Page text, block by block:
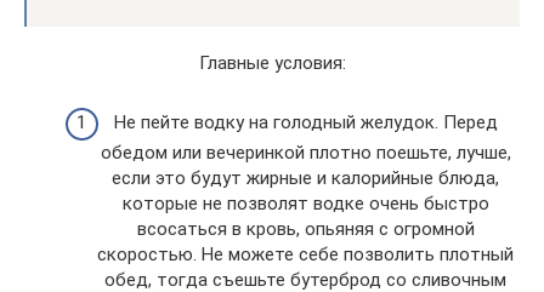
Главные условия:
Не пейте водку на голодный желудок. Перед
обедом или вечеринкой плотно поешьте, лучше,
если это будут жирные и калорийные блюда,
которые не позволят водке очень быстро
всосаться в кровь, опьяняя с огромной
скоростью. Не можете себе позволить плотный
обед, тогда съешьте бутерброд со сливочным